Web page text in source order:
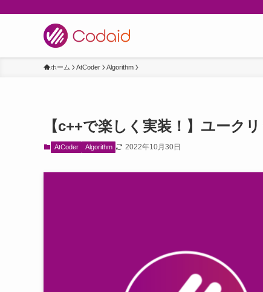
ホーム AtCoder Algorithm
【c++で楽しく実装！】ユーク
AtCoder Algorithm 2022年10月30日